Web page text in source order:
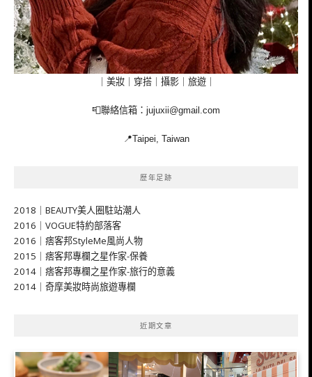
｜美妝｜穿搭｜攝影｜旅遊｜
📮聯絡信箱： jujuxii@gmail.com
📍Taipei, Taiwan
歷年足跡
2018｜BEAUTY美人圈駐站潮人
2016｜VOGUE特約部落客
2016｜痞客邦StyleMe風尚人物
2015｜痞客邦專欄之星作家-保養
2014｜痞客邦專欄之星作家-旅行的意義
2014｜奇摩美妝時尚旅遊專欄
近期文章